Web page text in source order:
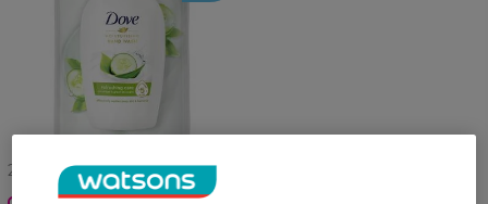
27 07 - 23 08